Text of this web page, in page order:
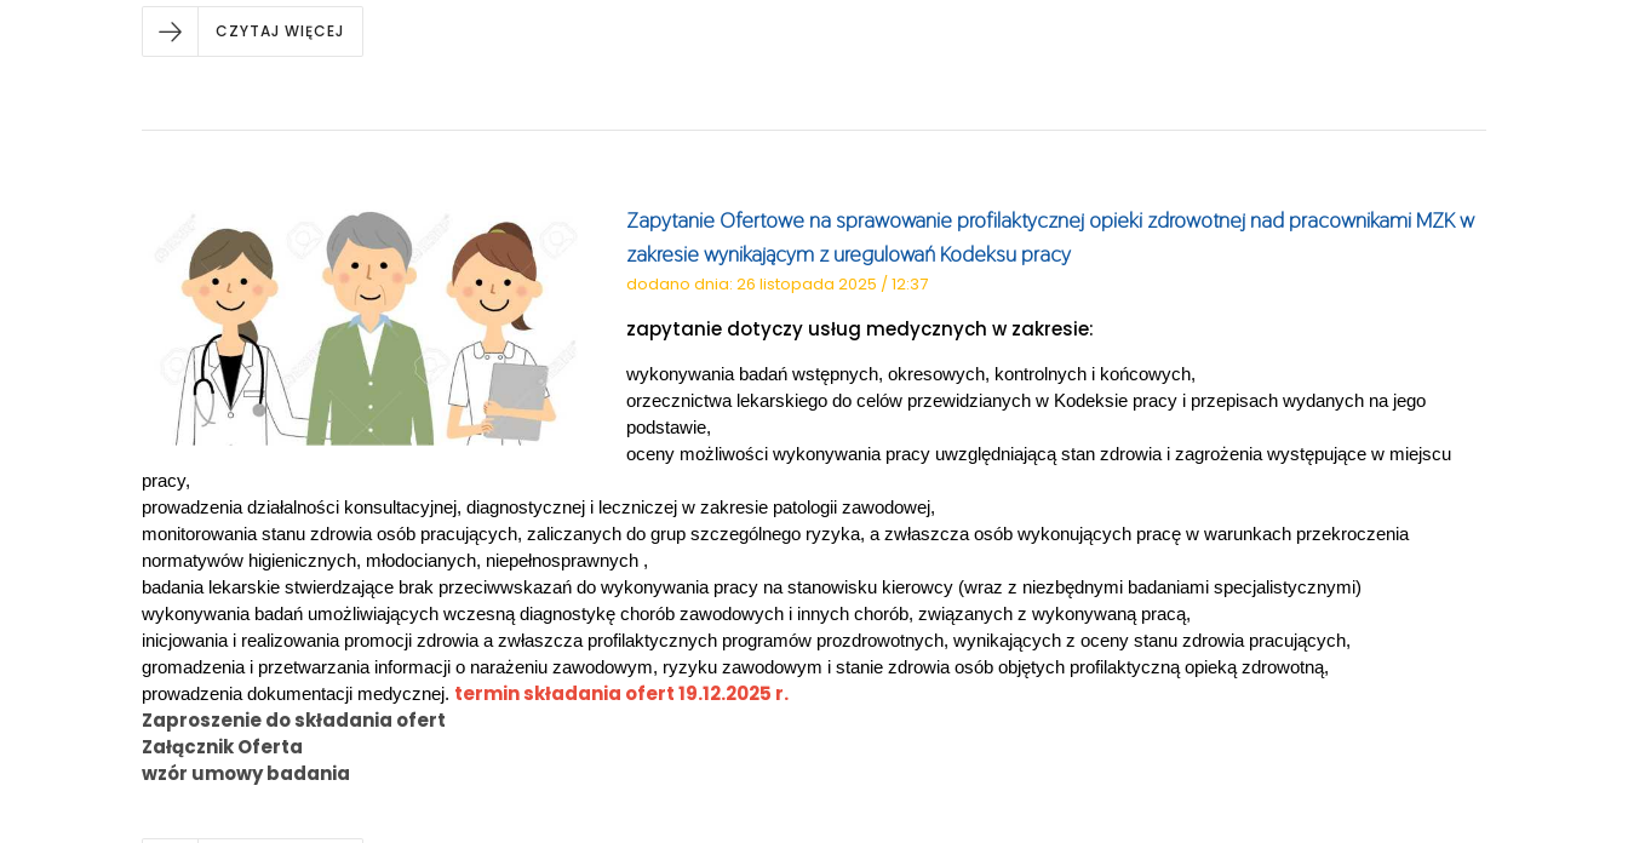
CZYTAJ WIĘCEJ
Zapytanie Ofertowe na sprawowanie profilaktycznej opieki zdrowotnej nad pracownikami MZK w
zakresie wynikającym z uregulowań Kodeksu pracy
dodano dnia: 26 listopada 2025 / 12:37
zapytanie dotyczy usług medycznych w zakresie:
wykonywania badań wstępnych, okresowych, kontrolnych i końcowych,
orzecznictwa lekarskiego do celów przewidzianych w Kodeksie pracy i przepisach wydanych na jego
podstawie,
oceny możliwości wykonywania pracy uwzględniającą stan zdrowia i zagrożenia występujące w miejscu
pracy,
prowadzenia działalności konsultacyjnej, diagnostycznej i leczniczej w zakresie patologii zawodowej,
monitorowania stanu zdrowia osób pracujących, zaliczanych do grup szczególnego ryzyka, a zwłaszcza osób wykonujących pracę w warunkach przekroczenia
normatywów higienicznych, młodocianych, niepełnosprawnych ,
badania lekarskie stwierdzające brak przeciwwskazań do wykonywania pracy na stanowisku kierowcy (wraz z niezbędnymi badaniami specjalistycznymi)
wykonywania badań umożliwiających wczesną diagnostykę chorób zawodowych i innych chorób, związanych z wykonywaną pracą,
inicjowania i realizowania promocji zdrowia a zwłaszcza profilaktycznych programów prozdrowotnych, wynikających z oceny stanu zdrowia pracujących,
gromadzenia i przetwarzania informacji o narażeniu zawodowym, ryzyku zawodowym i stanie zdrowia osób objętych profilaktyczną opieką zdrowotną,
prowadzenia dokumentacji medycznej. termin składania ofert 19.12.2025 r.
Zaproszenie do składania ofert
Załącznik Oferta
wzór umowy badania